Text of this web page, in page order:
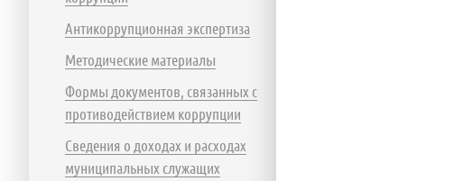
Антикоррупционная экспертиза
Методические материалы
Формы документов, связанных с
противодействием коррупции
Сведения о доходах и расходах
муниципальных служащих